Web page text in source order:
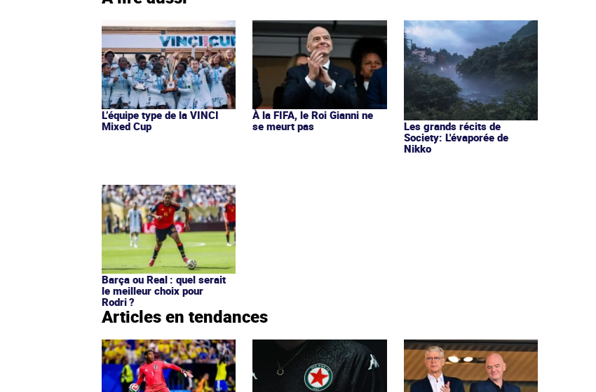
L’équipe type de la VINCI
Mixed Cup
À la FIFA, le Roi Gianni ne
se meurt pas
Les grands récits de
Society: L'évaporée de
Nikko
Barça ou Real : quel serait
le meilleur choix pour
Rodri ?
Articles en tendances